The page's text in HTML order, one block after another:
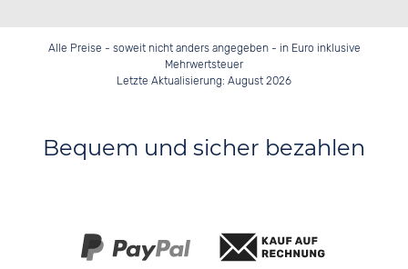
Alle Preise - soweit nicht anders angegeben - in Euro inklusive
Mehrwertsteuer
Letzte Aktualisierung: August 2026
Bequem und sicher bezahlen